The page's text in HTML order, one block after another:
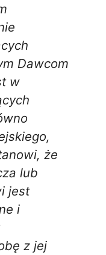
Dawcom
w
że
lub
jest
i
z jej